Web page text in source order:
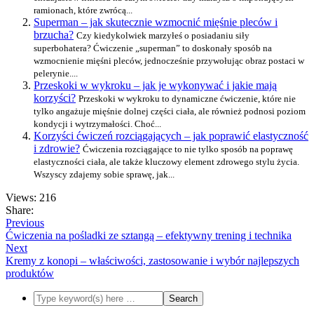
ramionach, które zwrócą...
Superman – jak skutecznie wzmocnić mięśnie pleców i
brzucha? Czy kiedykolwiek marzyłeś o posiadaniu siły
superbohatera? Ćwiczenie „superman” to doskonały sposób na
wzmocnienie mięśni pleców, jednocześnie przywołując obraz postaci w
pelerynie....
Przeskoki w wykroku – jak je wykonywać i jakie mają
korzyści? Przeskoki w wykroku to dynamiczne ćwiczenie, które nie
tylko angażuje mięśnie dolnej części ciała, ale również podnosi poziom
kondycji i wytrzymałości. Choć...
Korzyści ćwiczeń rozciągających – jak poprawić elastyczność
i zdrowie? Ćwiczenia rozciągające to nie tylko sposób na poprawę
elastyczności ciała, ale także kluczowy element zdrowego stylu życia.
Wszyscy zdajemy sobie sprawę, jak...
Views: 216
Share:
Previous
Ćwiczenia na pośladki ze sztangą – efektywny trening i technika
Next
Kremy z konopi – właściwości, zastosowanie i wybór najlepszych
produktów